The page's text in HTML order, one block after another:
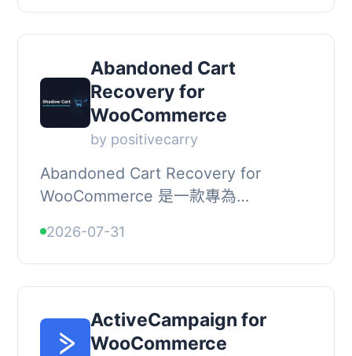
程，CartResQ ...
Abandoned Cart
Recovery for
WooCommerce
by positivecarry
Abandoned Cart Recovery for
WooCommerce 是一款專為
復外掛，能在結帳過程中捕捉用戶電子
郵件，並在用戶未完成購買時發送自...
2026-07-31
ActiveCampaign for
WooCommerce